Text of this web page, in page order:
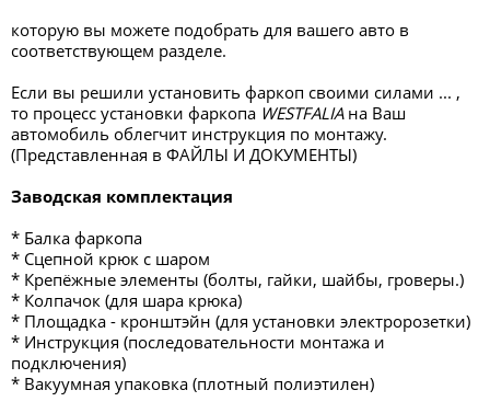
которую вы можете подобрать для вашего авто в
соответствующем разделе.
Если вы решили установить фаркоп своими силами ... ,
то процесс установки фаркопа WESTFALIAна Ваш
автомобиль облегчит инструкция по монтажу.
(Представленная в ФАЙЛЫ И ДОКУМЕНТЫ)
Заводская комплектация
* Балка фаркопа
* Сцепной крюк с шаром
* Крепёжные элементы (болты, гайки, шайбы, гроверы.)
* Колпачок (для шара крюка)
* Площадка - кронштэйн (для установки электророзетки)
* Инструкция (последовательности монтажа и
подключения)
* Вакуумная упаковка (плотный полиэтилен)